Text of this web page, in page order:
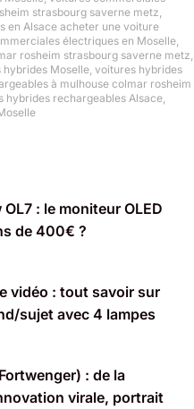
strasbourg saverne metz
en Alsace acheter une voiture
électriques en Moselle
rosheim strasbourg saverne metz
hybrides Moselle voitures hybrides
à mulhouse colmar rosheim
hybrides rechargeables Alsace
: le moniteur OLED
de 400€ ?
vidéo : tout savoir sur
sujet avec 4 lampes
: de la
virale, portrait